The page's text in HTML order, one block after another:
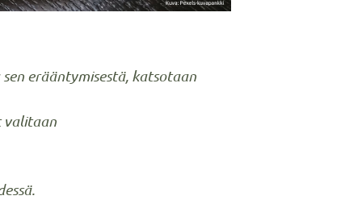
erääntymisestä, katsotaan
valitaan